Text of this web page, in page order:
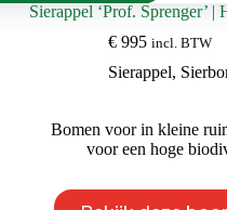
Sierappel ‘Prof. Sprenger’ |
€995 incl. BTW
Sierappel,
Bomen voor in kleine
voor een hoge